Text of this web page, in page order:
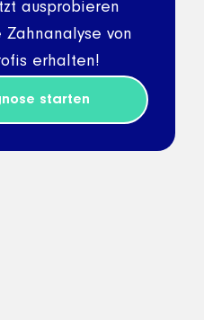
ausprobieren
Zahnanalyse von
erhalten!
starten